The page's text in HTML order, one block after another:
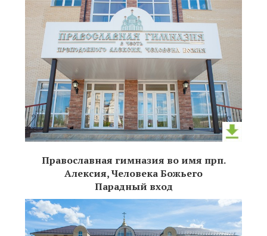
Православная гимназия во имя прп.
Алексия, Человека Божьего
Парадный вход